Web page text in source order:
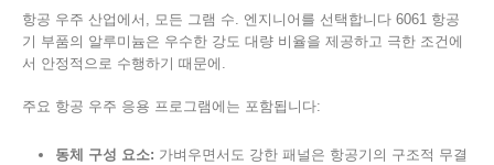
항공 우주 산업에서, 모든 그램 수. 엔지니어를 선택합니다 6061 항공
기 부품의 알루미늄은 우수한 강도 대량 비율을 제공하고 극한 조건에
서 안정적으로 수행하기 때문에.
주요 항공 우주 응용 프로그램에는 포함됩니다:
동체 구성 요소: 가벼우면서도 강한 패널은 항공기의 구조적 무결